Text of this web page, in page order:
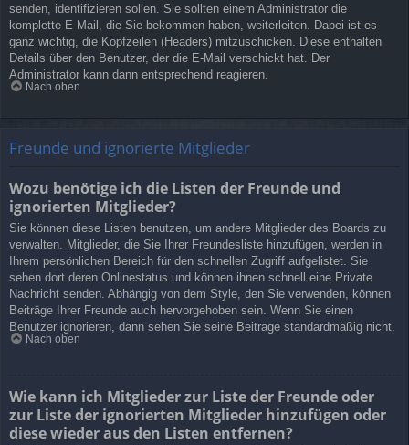
senden, identifizieren sollen. Sie sollten einem Administrator die
komplette E-Mail, die Sie bekommen haben, weiterleiten. Dabei ist es
ganz wichtig, die Kopfzeilen (Headers) mitzuschicken. Diese enthalten
Details über den Benutzer, der die E-Mail verschickt hat. Der
Administrator kann dann entsprechend reagieren.
Nach oben
Freunde und ignorierte Mitglieder
Wozu benötige ich die Listen der Freunde und
ignorierten Mitglieder?
Sie können diese Listen benutzen, um andere Mitglieder des Boards zu
verwalten. Mitglieder, die Sie Ihrer Freundesliste hinzufügen, werden in
Ihrem persönlichen Bereich für den schnellen Zugriff aufgelistet. Sie
sehen dort deren Onlinestatus und können ihnen schnell eine Private
Nachricht senden. Abhängig von dem Style, den Sie verwenden, können
Beiträge Ihrer Freunde auch hervorgehoben sein. Wenn Sie einen
Benutzer ignorieren, dann sehen Sie seine Beiträge standardmäßig nicht.
Nach oben
Wie kann ich Mitglieder zur Liste der Freunde oder
zur Liste der ignorierten Mitglieder hinzufügen oder
diese wieder aus den Listen entfernen?